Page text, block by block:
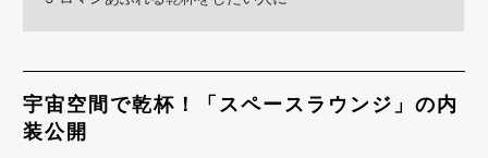
宇宙空間で乾杯！「スペースラウンジ」の内
装公開